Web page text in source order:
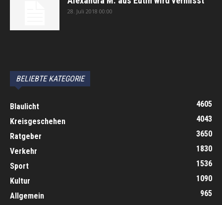
28. Juli 2018 00:00
BELIEBTE KATEGORIE
Blaulicht
4605
Kreisgeschehen
4043
Ratgeber
3650
Verkehr
1830
Sport
1536
Kultur
1090
Allgemein
965